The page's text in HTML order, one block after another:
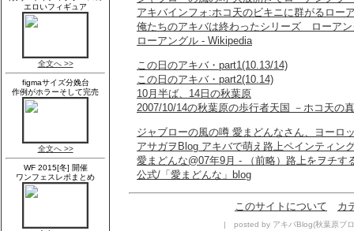
アキバインフォ:ホコ天のビキニに群がるロー
俺たちのアキバは終わったシリーズ ローア
ローアングル - Wikipedia
この日のアキバ・part1(10.13/14)
この日のアキバ・part2(10.14)
10月半ば、14日の秋葉原
2007/10/14の秋葉原の歩行者天国 －ホコ天の
ジャブローの風の噂 愛まどんなさん、ヨーロ
アサガヲBlog アキバで萌え路上ペインティン
愛まどんな@07年9月 - （前略）路上をヲチす
公式/「愛まどんな」blog
このサイトについて カ
| posted by アキバBlog(秋葉原ブ